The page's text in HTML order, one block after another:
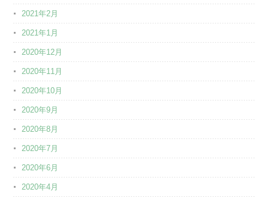
2021年2月
2021年1月
2020年12月
2020年11月
2020年10月
2020年9月
2020年8月
2020年7月
2020年6月
2020年4月